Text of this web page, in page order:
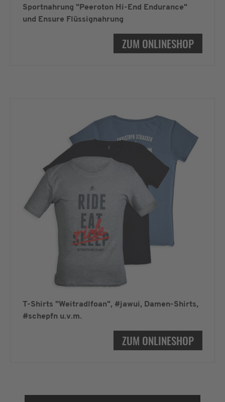
Sportnahrung "Peeroton Hi-End Endurance"
und Ensure Flüssignahrung
ZUM ONLINESHOP
T-Shirts "Weitradlfoan", #jawui, Damen-Shirts,
#schepfn u.v.m.
ZUM ONLINESHOP